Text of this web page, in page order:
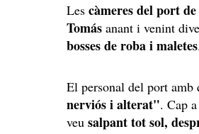
Lescàmeres del port
Tomás anant i venint
bosses de roba i maletes.
El personal del port
nerviós i alterat". Cap
veu salpant tot sol,